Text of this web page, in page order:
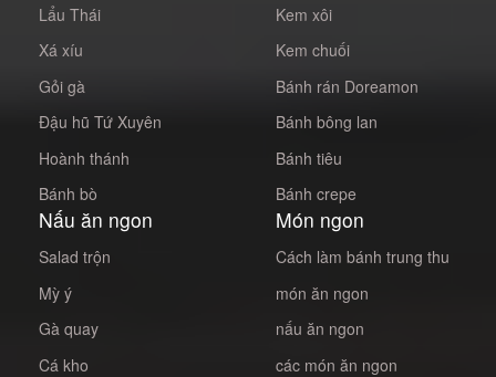
Lẩu Thái
Xá xíu
Gỏi gà
Đậu hũ Tứ Xuyên
Hoành thánh
Bánh bò
Kem xôi
Kem chuối
Bánh rán Doreamon
Bánh bông lan
Bánh tiêu
Bánh crepe
Nấu ăn ngon
Salad trộn
Mỳ ý
Gà quay
Cá kho
Món ngon
Cách làm bánh trung thu
món ăn ngon
nấu ăn ngon
các món ăn ngon